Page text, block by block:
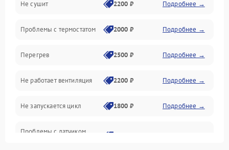
Оптика
Программное обеспечение
Датчики
Безопасность
Не сушит 2200 ₽ Подробнее →
Проблемы с термостатом 2000 ₽ Подробнее →
Перегрев 2500 ₽ Подробнее →
Не работает вентиляция 2200 ₽ Подробнее →
Не запускается цикл 1800 ₽ Подробнее →
Проблемы с датчиком